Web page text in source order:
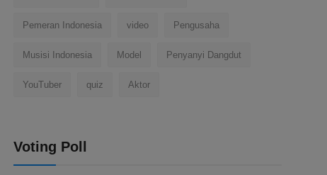
Pemeran Indonesia video Pengusaha
Musisi Indonesia Model Penyanyi Dangdut
YouTuber quiz Aktor
Voting Poll